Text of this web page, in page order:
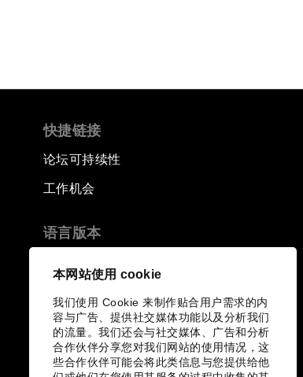
本网站使用 cookie
我们使用 Cookie 来制作贴合用户需求的内
容与广告、提供社交媒体功能以及分析我们
的流量。我们还会与社交媒体、广告和分析
合作伙伴分享您对我们网站的使用情况，这
些合作伙伴可能会将此类信息与您提供给他
快捷链接
论坛可持续性
工作机会
语言版本